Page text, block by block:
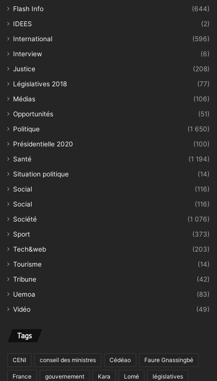
Flash Info
(644)
IDEES
(2)
International
(596)
Interview
(6)
Justice
(208)
Législatives 2018
(77)
Médias
(106)
Opportunités
(51)
Politique
(1 650)
Présidentielle 2020
(100)
Santé
(1 194)
Situation politique
(14)
Social
(116)
Social
(116)
Société
(1 076)
Sport
(373)
Tech&web
(203)
Tourisme
(14)
Tribune
(42)
Uemoa
(83)
Vidéo
(49)
Tags
CENI conseil des ministres Cédéao Faure Gnassingbé
France gouvernement Kara Lomé législatives